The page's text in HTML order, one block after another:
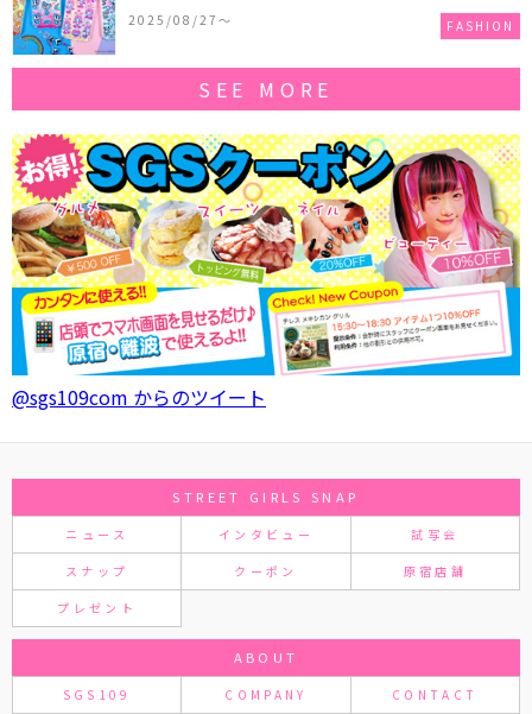
作コレクションを発売♪
2025/08/27〜 FASHION
SEE MORE
@sgs109com からのツイート
STREET GIRLS SNAP
ニュース インタビュー 試写会
スナップ クーポン 原宿店舗
プレゼント
ABOUT
SGS109 COMPANY CONTACT